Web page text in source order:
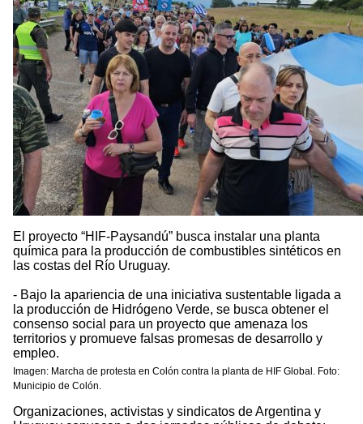
El proyecto “HIF-Paysandú” busca instalar una planta
química para la producción de combustibles sintéticos en
las costas del Río Uruguay.
- Bajo la apariencia de una iniciativa sustentable ligada a
la producción de Hidrógeno Verde, se busca obtener el
consenso social para un proyecto que amenaza los
territorios y promueve falsas promesas de desarrollo y
empleo.
Imagen: Marcha de protesta en Colón contra la planta de HIF Global. Foto:
Municipio de Colón.
Organizaciones, activistas y sindicatos de Argentina y